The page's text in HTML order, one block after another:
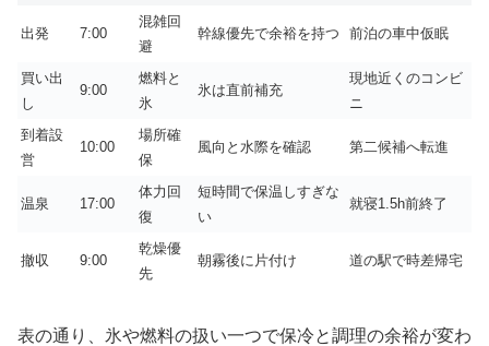
出発 7:00
混雑回
避
幹線優先で余裕を持つ 前泊の車中仮眠
買い出
し
9:00
燃料と
氷
氷は直前補充
現地近くのコンビ
ニ
到着設
営
10:00
場所確
保
風向と水際を確認 第二候補へ転進
温泉 17:00
体力回
復
短時間で保温しすぎな
い
就寝1.5h前終了
撤収 9:00
乾燥優
先
朝霧後に片付け 道の駅で時差帰宅
表の通り、氷や燃料の扱い一つで保冷と調理の余裕が変わ